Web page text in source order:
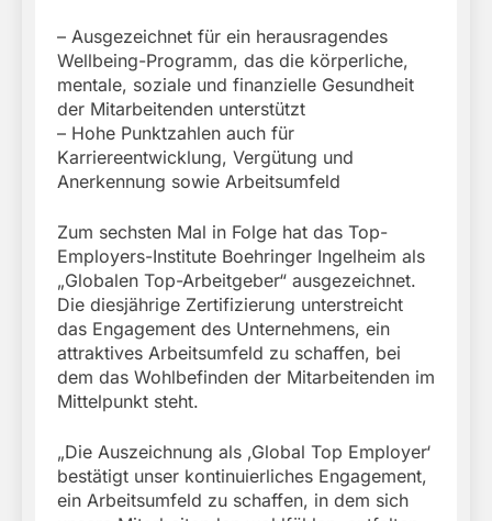
– Ausgezeichnet für ein herausragendes
Wellbeing-Programm, das die körperliche,
mentale, soziale und finanzielle Gesundheit
der Mitarbeitenden unterstützt
– Hohe Punktzahlen auch für
Karriereentwicklung, Vergütung und
Anerkennung sowie Arbeitsumfeld
Zum sechsten Mal in Folge hat das Top-
Employers-Institute Boehringer Ingelheim als
„Globalen Top-Arbeitgeber“ ausgezeichnet.
Die diesjährige Zertifizierung unterstreicht
das Engagement des Unternehmens, ein
attraktives Arbeitsumfeld zu schaffen, bei
dem das Wohlbefinden der Mitarbeitenden im
Mittelpunkt steht.
„Die Auszeichnung als ‚Global Top Employer‘
bestätigt unser kontinuierliches Engagement,
ein Arbeitsumfeld zu schaffen, in dem sich